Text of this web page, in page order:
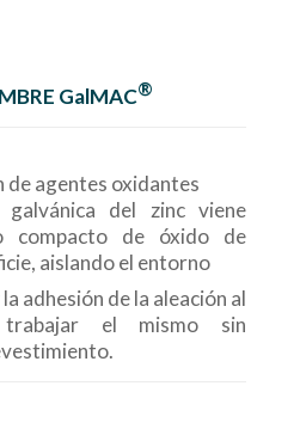
GalMAC®
agentes oxidantes
del zinc viene
compacto de óxido de
aislando el entorno
adhesión de la aleación al
trabajar el mismo sin